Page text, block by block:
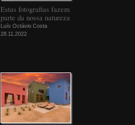
Estas fotografias fazem
parte da nossa natureza
Luís Octávio Costa
28.11.2022